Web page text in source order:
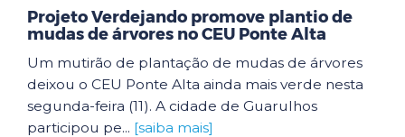
Projeto Verdejando promove plantio de
mudas de árvores no CEU Ponte Alta
Um mutirão de plantação de mudas de árvores
deixou o CEU Ponte Alta ainda mais verde nesta
segunda-feira (11). A cidade de Guarulhos
participou pe... [saiba mais]